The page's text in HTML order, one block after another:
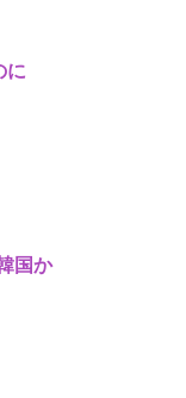
に
国か